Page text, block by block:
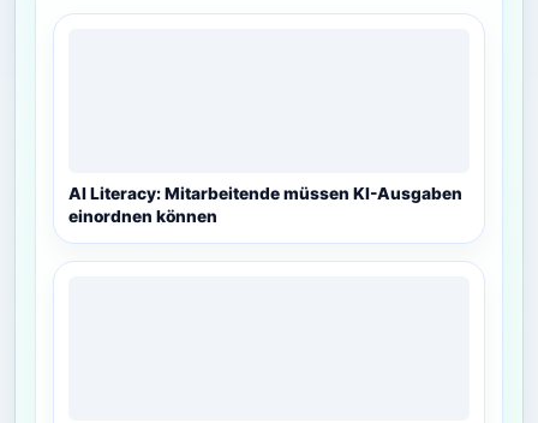
AI Literacy: Mitarbeitende müssen KI-Ausgaben
einordnen können